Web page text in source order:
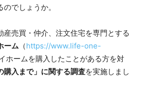
でしょうか。
産売買・仲介、注文住宅を専門とする
ーム （https://www.life-one-
ホームを購入したことがある方を対
購入まで」に関する調査を実施しまし